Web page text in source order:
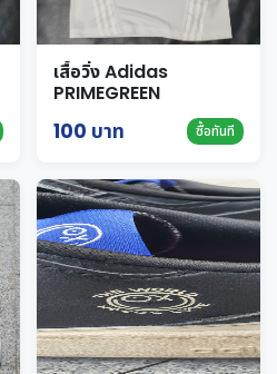
เสื้อวิ่ง Adidas
PRIMEGREEN
AEROREADY สีขาว Size
S
100 บาท ซื้อทันที